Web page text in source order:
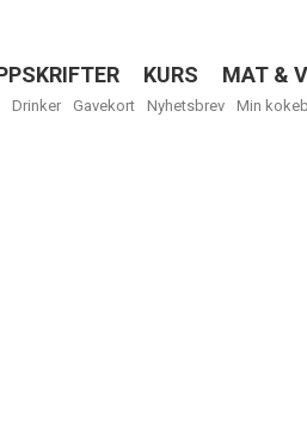
KURS MAT &
Drinker Gavekort Nyhetsbrev Min